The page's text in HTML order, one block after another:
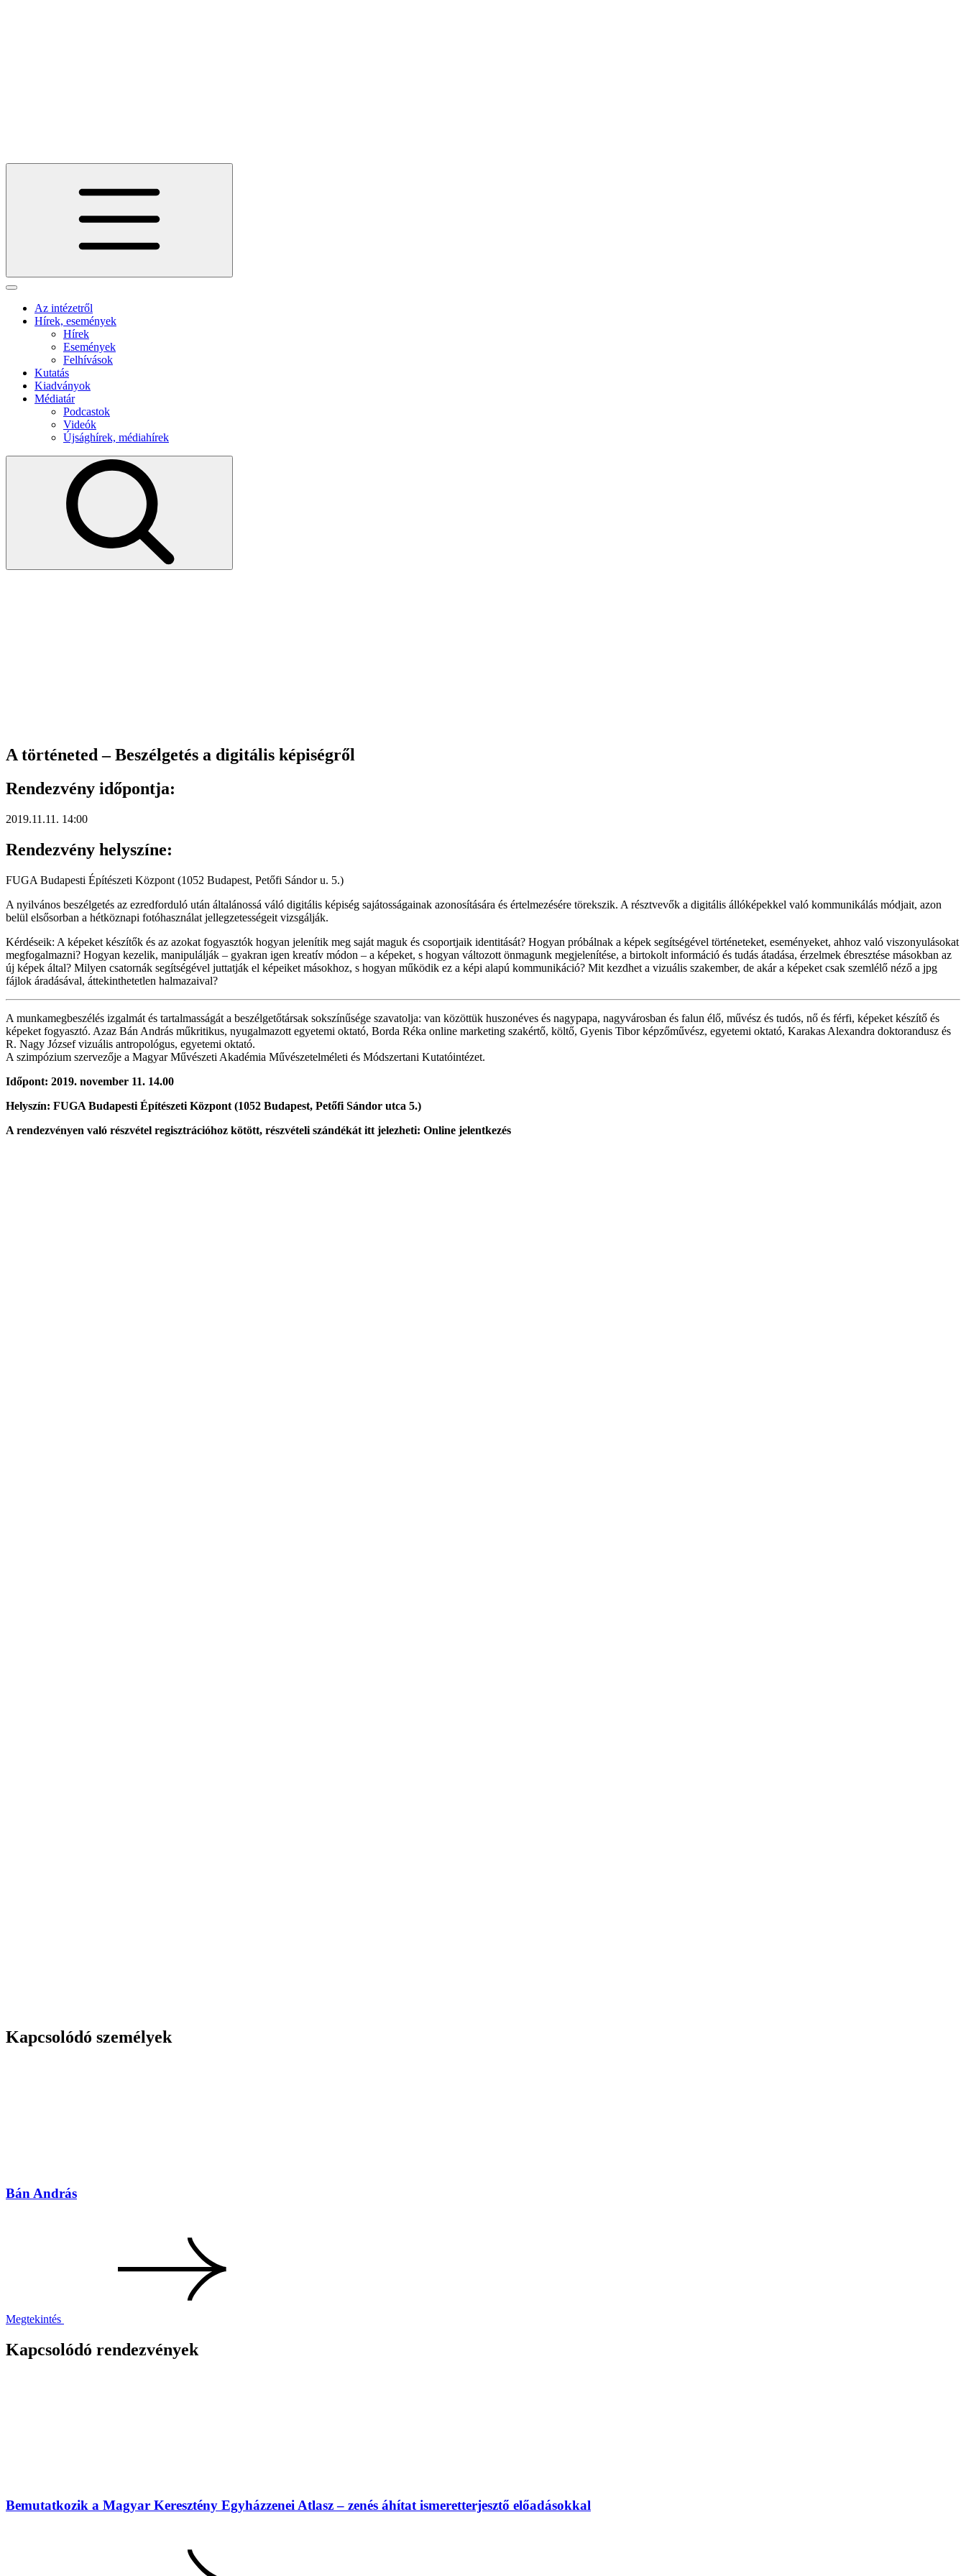
Az intézetről
Hírek, események
Hírek
Események
Felhívások
Kutatás
Kiadványok
Médiatár
Podcastok
Videók
Újsághírek, médiahírek
A történeted – Beszélgetés a digitális képiségről
Rendezvény időpontja:
2019.11.11. 14:00
Rendezvény helyszíne:
FUGA Budapesti Építészeti Központ (1052 Budapest, Petőfi Sándor u. 5.)
A nyilvános beszélgetés az ezredforduló után általánossá váló digitális képiség sajátosságainak azonosítására és értelmezésére törekszik. A résztvevők a digitális állóképekkel való kommunikálás módjait, azon
belül elsősorban a hétköznapi fotóhasználat jellegzetességeit vizsgálják.
Kérdéseik: A képeket készítők és az azokat fogyasztók hogyan jelenítik meg saját maguk és csoportjaik identitását? Hogyan próbálnak a képek segítségével történeteket, eseményeket, ahhoz való viszonyulásokat
megfogalmazni? Hogyan kezelik, manipulálják – gyakran igen kreatív módon – a képeket, s hogyan változott önmagunk megjelenítése, a birtokolt információ és tudás átadása, érzelmek ébresztése másokban az
új képek által? Milyen csatornák segítségével juttatják el képeiket másokhoz, s hogyan működik ez a képi alapú kommunikáció? Mit kezdhet a vizuális szakember, de akár a képeket csak szemlélő néző a jpg
fájlok áradásával, áttekinthetetlen halmazaival?
A munkamegbeszélés izgalmát és tartalmasságát a beszélgetőtársak sokszínűsége szavatolja: van közöttük huszonéves és nagypapa, nagyvárosban és falun élő, művész és tudós, nő és férfi, képeket készítő és
képeket fogyasztó. Azaz Bán András műkritikus, nyugalmazott egyetemi oktató, Borda Réka online marketing szakértő, költő, Gyenis Tibor képzőművész, egyetemi oktató, Karakas Alexandra doktorandusz és
R. Nagy József vizuális antropológus, egyetemi oktató.
A szimpózium szervezője a Magyar Művészeti Akadémia Művészetelméleti és Módszertani Kutatóintézet.
Időpont: 2019. november 11. 14.00
Helyszín: FUGA Budapesti Építészeti Központ (1052 Budapest, Petőfi Sándor utca 5.)
A rendezvényen való részvétel regisztrációhoz kötött, részvételi szándékát itt jelezheti: Online jelentkezés
Kapcsolódó személyek
Bán András
Megtekintés
Kapcsolódó rendezvények
Bemutatkozik a Magyar Keresztény Egyházzenei Atlasz – zenés áhítat ismeretterjesztő előadásokkal